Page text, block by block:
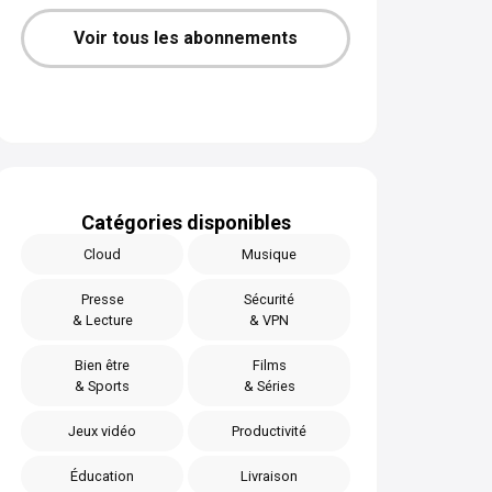
Voir tous les abonnements
Catégories disponibles
Cloud Musique
Presse
& Lecture
Sécurité
& VPN
Bien être
& Sports
Films
& Séries
Jeux vidéo Productivité
Éducation Livraison